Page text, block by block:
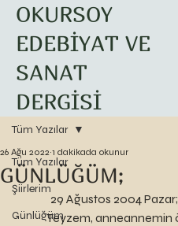
OKURSOY
EDEBİYAT VE
SANAT
DERGİSİ
Tüm Yazılar
Şiirlerim
Günlüğüm
Tüm Yazılar
GÜNLÜĞÜM;
26 Ağu 2022 1 dakikada okunur
	  29 Ağustos 2004 Pazar;
Teyzem, anneannemin ölümünden sonra peştamalını